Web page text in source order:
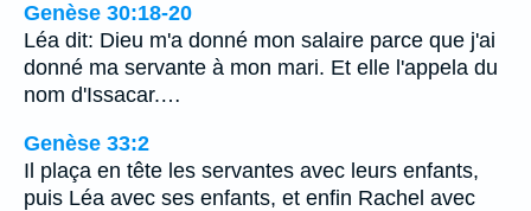
Genèse 30:18-20
Léa dit: Dieu m'a donné mon salaire parce que j'ai
donné ma servante à mon mari. Et elle l'appela du
nom d'Issacar.…
Genèse 33:2
Il plaça en tête les servantes avec leurs enfants,
puis Léa avec ses enfants, et enfin Rachel avec